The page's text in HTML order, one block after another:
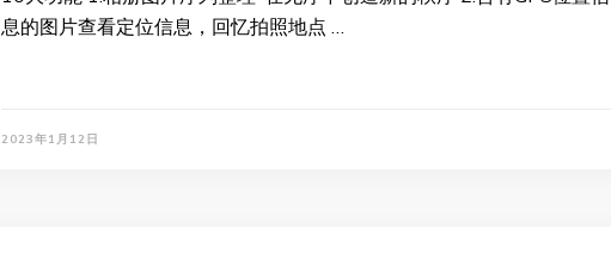
息的图片查看定位信息，回忆拍照地点 …
2023年1月12日